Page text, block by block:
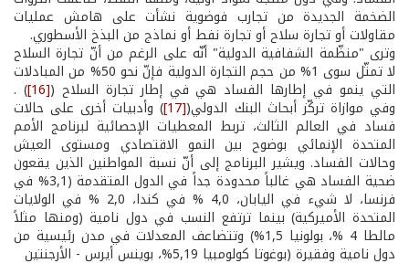
الضخمة الجديدة من تجارب فوضوية نشأت على هامش عمليات
مقاولات أو تجارة سلاح أو تجارة نفط أو نماذج من البذخ الأسطوري.
وترى "منظّمة الشفافية الدولية" أنّه على الرغم من أنّ تجارة السلاح
لا تمثّل سوى 1% من حجم التجارة الدولية فإنّ نحو 50% من المبادلات
التي ينمو في إطارها الفساد هي في إطار تجارة السلاح ([16]
) .
وفي موازاة تركّز أبحاث البنك الدولي([17] ) وأدبيات أخرى على حالات
فساد في العالم الثالث، تربط المعطيات الإحصائية لبرنامج الأمم
المتحدة الإنمائي بوضوح بين النمو الاقتصادي ومستوى العيش
وحالات الفساد. ويشير البرنامج إلى أنّ نسبة المواطنين الذين يقعون
ضحية الفساد هي غالباً محدودة جداً في الدول المتقدمة (3,1% في
فرنسا، لا شيء في اليابان، 4,0 % في كندا، 2,0 % في الولايات
المتحدة الأميركية) بينما ترتفع النسب في دول نامية (ومنها مثلاً
مالطا 4 %، بولونيا 1,5%) وتتضاعف المعدلات في مدن رئيسية من
دول نامية وفقيرة (بوغوتا­ كولومبيا 5,19%، بوينس أيرس - الأرجنتين